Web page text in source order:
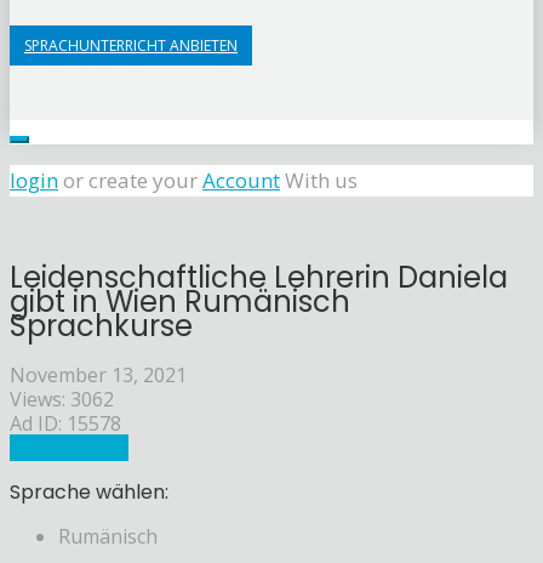
SPRACHUNTERRICHT ANBIETEN
loginor create yourAccountWith us
Leidenschaftliche Lehrerin Daniela
gibt in Wien Rumänisch
Sprachkurse
November 13, 2021
Views: 3062
Ad ID: 15578
Sprache wählen:
Rumänisch